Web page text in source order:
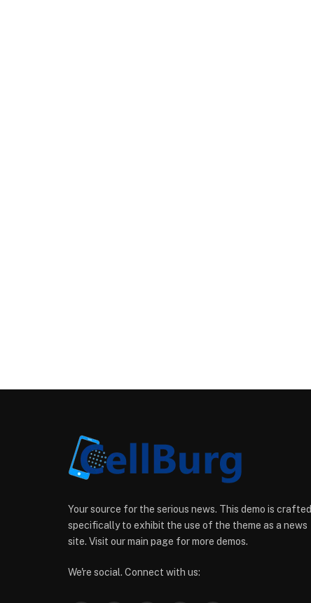
Your source for the serious news. This demo is crafted
specifically to exhibit the use of the theme as a news
site. Visit our main page for more demos.
We're social. Connect with us: